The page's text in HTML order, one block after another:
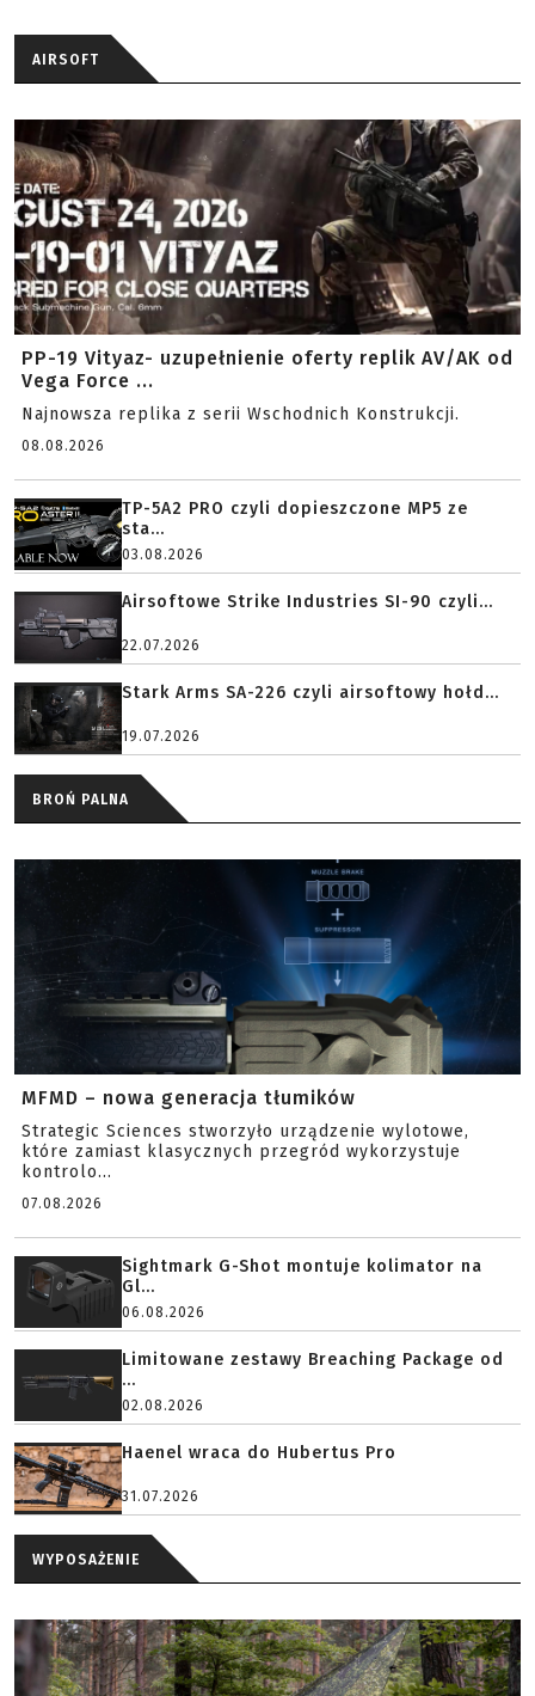
AIRSOFT
PP-19 Vityaz- uzupełnienie oferty replik AV/AK od
Vega Force ...
Najnowsza replika z serii Wschodnich Konstrukcji.
08.08.2026
TP-5A2 PRO czyli dopieszczone MP5 ze
sta...
03.08.2026
Airsoftowe Strike Industries SI-90 czyli...
22.07.2026
Stark Arms SA-226 czyli airsoftowy hołd...
19.07.2026
BROŃ PALNA
MFMD – nowa generacja tłumików
Strategic Sciences stworzyło urządzenie wylotowe,
które zamiast klasycznych przegród wykorzystuje
kontrolo...
07.08.2026
Sightmark G-Shot montuje kolimator na
Gl...
06.08.2026
Limitowane zestawy Breaching Package od
...
02.08.2026
Haenel wraca do Hubertus Pro
31.07.2026
WYPOSAŻENIE